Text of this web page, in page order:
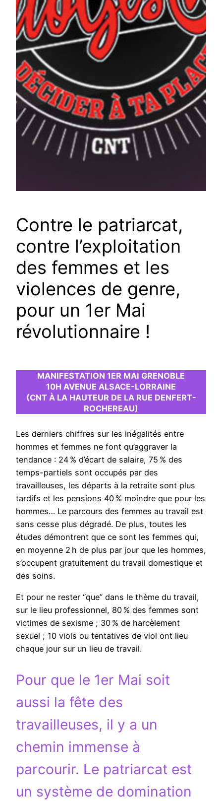
Contre le patriarcat,
contre l’exploitation
des femmes et les
violences de genre,
pour un 1er Mai
révolutionnaire !
MANIFESTATION 1ER MAI GRENOBLE
10H AVENUE ALSACE-LORRAINE
(CNT À LA HAUTEUR DE LA RUE DENFERT-
ROCHEREAU)
Les derniers chiffres sur les inégalités entre
hommes et femmes ne font qu’aggraver la
tendance : 24 % d’écart de salaire, 75 % des
temps-partiels sont occupés par des
travailleuses, les départs à la retraite sont plus
tardifs et les pensions 40 % moindre que pour les
hommes… Le parcours des femmes au travail est
sans cesse plus dégradé. De plus, toutes les
études démontrent que ce sont les femmes qui,
en moyenne 2 h de plus par jour que les hommes,
s’occupent gratuitement du travail domestique et
des soins.
Et pour ne rester “que” dans le thème du travail,
sur le lieu professionnel, 80 % des femmes sont
victimes de sexisme ; 30 % de harcèlement
sexuel ; 10 viols ou tentatives de viol ont lieu
chaque jour sur un lieu de travail.
Pour que le 1er Mai soit
aussi la fête des
travailleuses, il y a un
chemin immense à
parcourir. Le patriarcat est
un système de domination